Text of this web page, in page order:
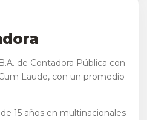
de Contadora Pública con
Laude, con un promedio
15 años en multinacionales